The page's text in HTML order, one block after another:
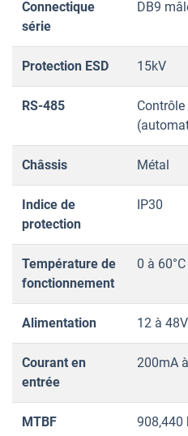
Connectique
série
DB9
Protection ESD 15kV
RS-485
Châssis Métal
Indice de
protection
IP30
Température de
fonctionnement
0 à 60°C
Alimentation 12 à
Courant en
entrée
200mA
MTBF 908,440